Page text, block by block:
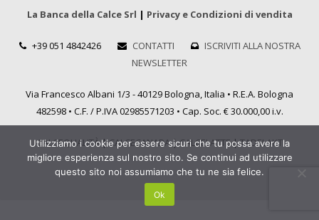
La Banca della Calce Srl | Privacy e Condizioni di vendita
+39 051 4842426 CONTATTI
ISCRIVITI ALLA NOSTRA
NEWSLETTER
Via Francesco Albani 1/3 - 40129 Bologna, Italia • R.E.A. Bologna
482598 • C.F. / P.IVA 02985571203 • Cap. Soc. € 30.000,00 i.v.
CALCEQUALITÀ|CALCECANAPA|CALCELATTE|TADELAKT
Utilizziamo i cookie per essere sicuri che tu possa avere la
migliore esperienza sul nostro sito. Se continui ad utilizzare
questo sito noi assumiamo che tu ne sia felice.
Ok